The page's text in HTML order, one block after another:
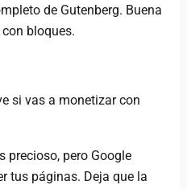
de Gutenberg. Buena
bloques.
si vas a monetizar con
precioso, pero Google
tus páginas. Deja que la